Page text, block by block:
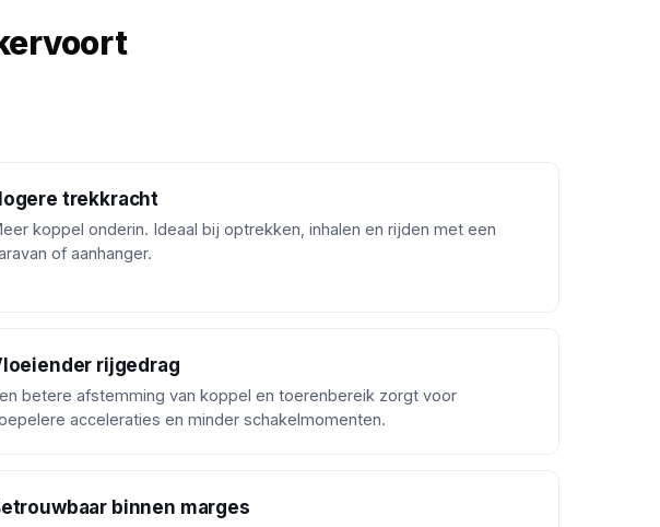
trekkracht
koppel onderin. Ideaal bij optrekken, inhalen en rijden met een
of aanhanger.
rijgedrag
betere afstemming van koppel en toerenbereik zorgt voor
acceleraties en minder schakelmomenten.
binnen marges